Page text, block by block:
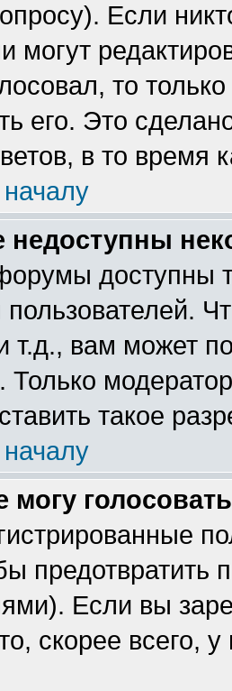
Если
могут
то
его. Это
в то время
недоступны
доступны
т.д., вам может
Только
такое
могу
предотвратить
Если вы
скорее всего,